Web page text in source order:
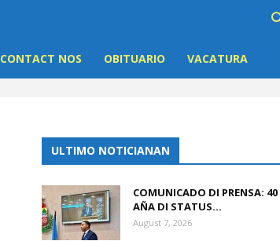
CONTACT NOS OBITUARIO VACATURA
ULTIMO NOTICIANAN
COMUNICADO DI PRENSA: 40
AÑA DI STATUS...
August 7, 2026